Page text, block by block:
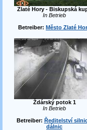
Zlaté Hory - Biskupská
In Betrieb
Betreiber: Město Zlaté
Ždárský potok 1
In Betrieb
Betreiber: Ředitelství
dálnic